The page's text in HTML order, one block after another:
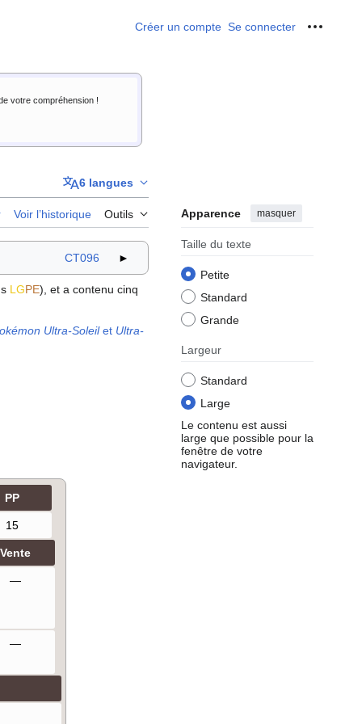
Créer un compte Se connecter Outils
votre compréhension !
6 langues
Voir l’historique Outils Apparence masquer
Taille du texte
Petite
Standard
Grande
Largeur
Standard
Large
Le contenu est aussi
large que possible pour la
fenêtre de votre
navigateur.
CT096 ►
LGPE), et a contenu cinq
Ultra-Soleilet Ultra-
PP
15
Vente
—
—